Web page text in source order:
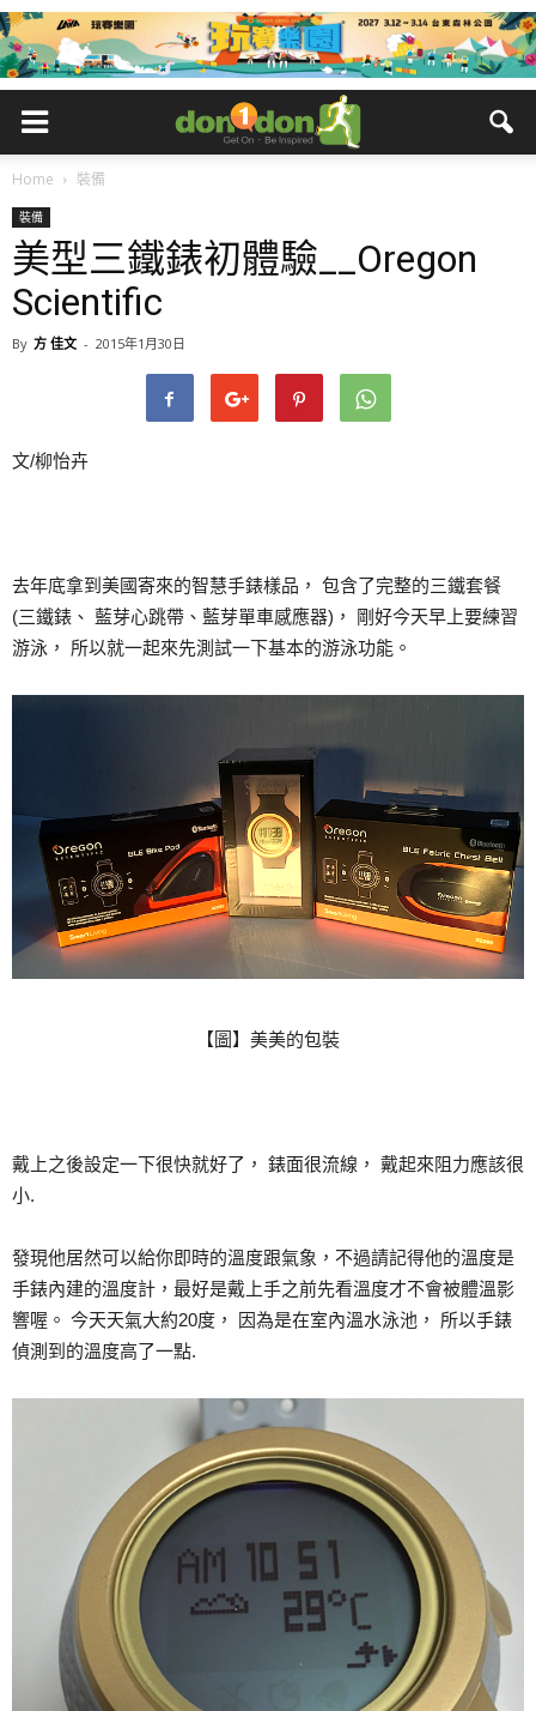
Home 裝備
裝備
美型三鐵錶初體驗__Oregon
Scientific
By 方 佳文 - 2015年1月30日
文/柳怡卉
去年底拿到美國寄來的智慧手錶樣品， 包含了完整的三鐵套餐
(三鐵錶、 藍芽心跳帶、藍芽單車感應器)， 剛好今天早上要練習
游泳， 所以就一起來先測試一下基本的游泳功能。
【圖】美美的包裝
戴上之後設定一下很快就好了， 錶面很流線， 戴起來阻力應該很
小.
發現他居然可以給你即時的溫度跟氣象，不過請記得他的溫度是
手錶內建的溫度計，最好是戴上手之前先看溫度才不會被體溫影
響喔。 今天天氣大約20度， 因為是在室內溫水泳池， 所以手錶
偵測到的溫度高了一點.